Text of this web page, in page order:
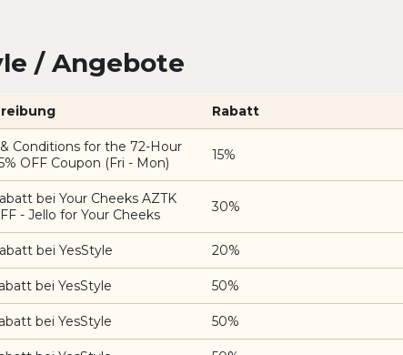
/ Angebote
Rabatt
Conditions for the 72-Hour
OFF Coupon (Fri - Mon)
15%
bei Your Cheeks AZTK
- Jello for Your Cheeks
30%
bei YesStyle 20%
bei YesStyle 50%
bei YesStyle 50%